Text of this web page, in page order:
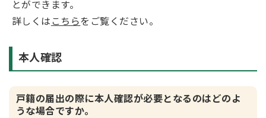
とができます。
詳しくは こちらをご覧ください。
本人確認
戸籍の届出の際に本人確認が必要となるのはどのよ
うな場合ですか。